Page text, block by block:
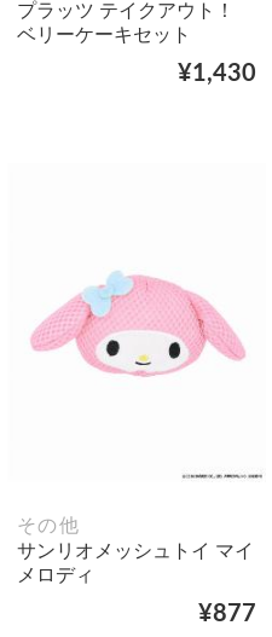
プラッツ テイクアウト！
ベリーケーキセット
¥1,430
その他
サンリオメッシュトイ マイ
メロディ
¥877